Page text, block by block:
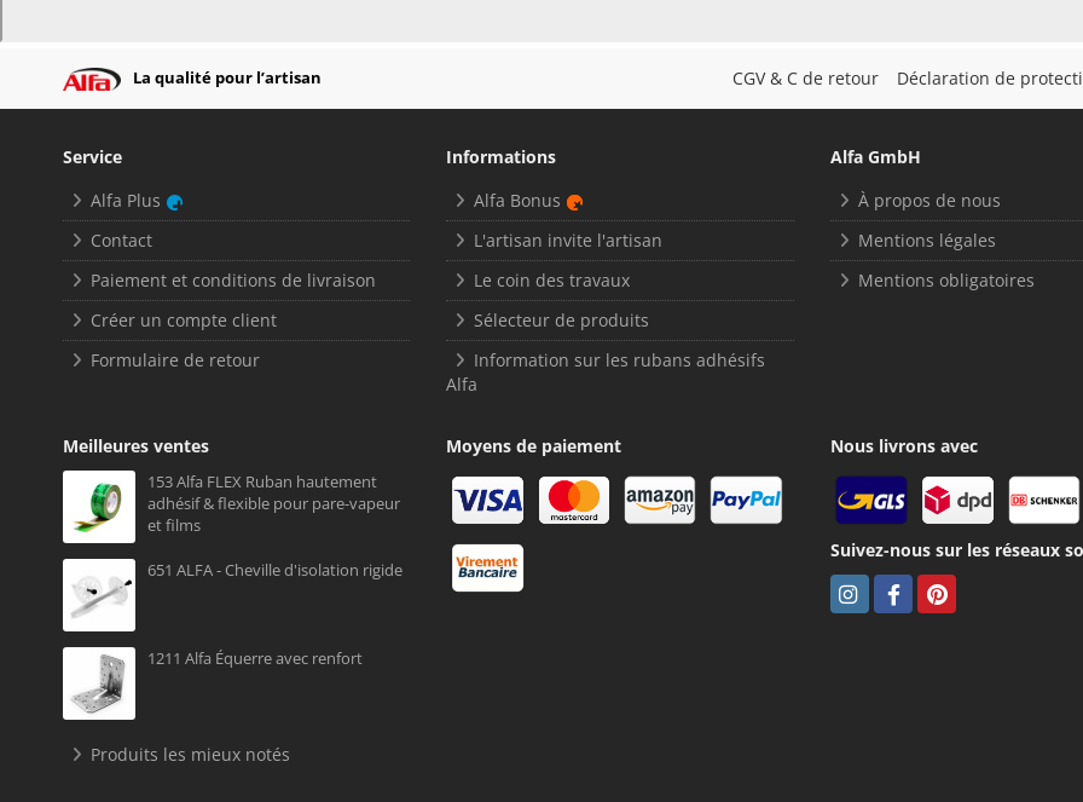
La qualité pour l’artisan CGV & C de retour Déclaration de
Service
Alfa Plus
Contact
Paiement et conditions de livraison
Créer un compte client
Formulaire de retour
Informations
Alfa Bonus
L'artisan invite l'artisan
Le coin des travaux
Sélecteur de produits
Information sur les rubans adhésifs
Alfa
Alfa GmbH
À propos de nous
Mentions légales
Mentions obligatoires
Meilleures ventes
153 Alfa FLEX Ruban hautement
adhésif & flexible pour pare-vapeur
et films
651 ALFA - Cheville d'isolation rigide
1211 Alfa Équerre avec renfort
Produits les mieux notés
Moyens de paiement Nous livrons avec
Suivez-nous sur les réseaux